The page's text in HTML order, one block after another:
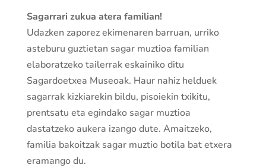
Sagarrari zukua atera familian!
Udazken zaporez ekimenaren barruan, urriko
asteburu guztietan sagar muztioa familian
elaboratzeko tailerrak eskainiko ditu
Sagardoetxea Museoak. Haur nahiz helduek
sagarrak kizkiarekin bildu, pisoiekin txikitu,
prentsatu eta egindako sagar muztioa
dastatzeko aukera izango dute. Amaitzeko,
familia bakoitzak sagar muztio botila bat etxera
eramango du.